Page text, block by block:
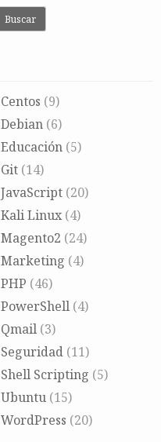
Buscar
Centos (9)
Debian(6)
Educación(5)
Git(14)
JavaScript(20)
Kali Linux(4)
Magento2 (24)
Marketing (4)
PHP (46)
PowerShell(4)
Qmail(3)
Seguridad(11)
Shell Scripting (5)
Ubuntu(15)
WordPress (20)